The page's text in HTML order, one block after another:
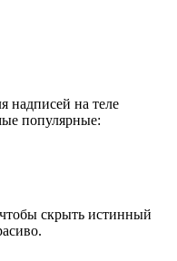
надписей на теле
популярные:
скрыть истинный